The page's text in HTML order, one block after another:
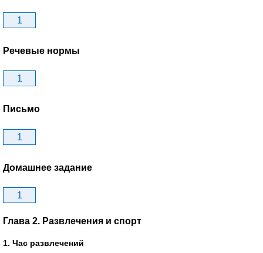
1
Речевые нормы
1
Письмо
1
Домашнее задание
1
Глава 2. Развлечения и спорт
1. Час развлечений